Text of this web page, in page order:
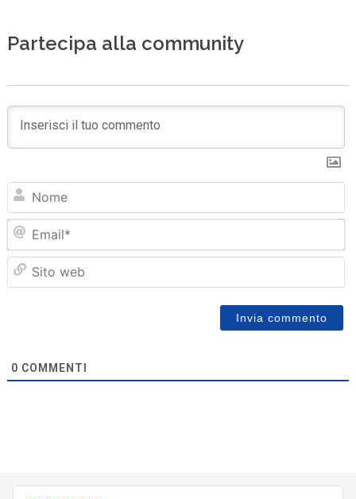
Partecipa alla community
0 COMMENTI